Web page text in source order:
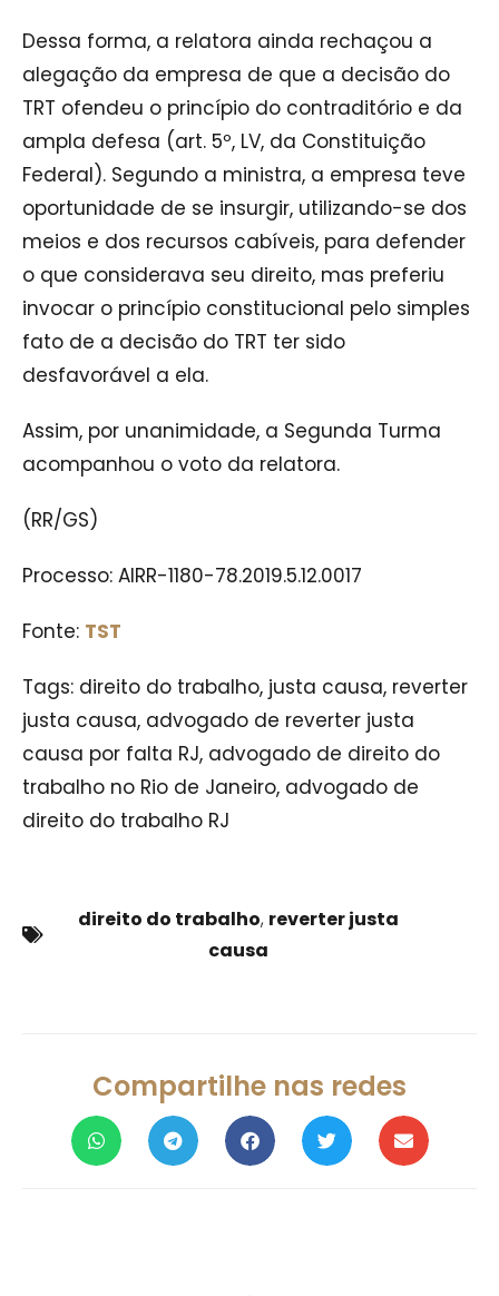
Dessa forma, a relatora ainda rechaçou a
alegação da empresa de que a decisão do
TRT ofendeu o princípio do contraditório e da
ampla defesa (art. 5º, LV, da Constituição
Federal). Segundo a ministra, a empresa teve
oportunidade de se insurgir, utilizando-se dos
meios e dos recursos cabíveis, para defender
o que considerava seu direito, mas preferiu
invocar o princípio constitucional pelo simples
fato de a decisão do TRT ter sido
desfavorável a ela.
Assim, por unanimidade, a Segunda Turma
acompanhou o voto da relatora.
(RR/GS)
Processo: AIRR-1180-78.2019.5.12.0017
Fonte: TST
Tags: direito do trabalho, justa causa, reverter
justa causa, advogado de reverter justa
causa por falta RJ, advogado de direito do
trabalho no Rio de Janeiro, advogado de
direito do trabalho RJ
direito do trabalho, reverter justa
causa
Compartilhe nas redes